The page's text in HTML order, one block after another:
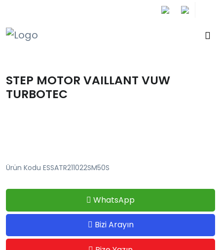
STEP MOTOR VAILLANT VUW
TURBOTEC
Ürün Kodu ESSATR211022SM50S
WhatsApp
Bizi Arayın